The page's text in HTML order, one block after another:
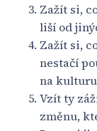
Zažít si,
liší od
Zažít si,
nestačí
na kulturu
Vzít ty
změnu,